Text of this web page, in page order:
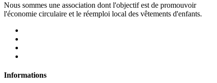
Nous sommes une association dont l'objectif est de promouvoir
l'économie circulaire et le réemploi local des vêtements d'enfants.
Informations